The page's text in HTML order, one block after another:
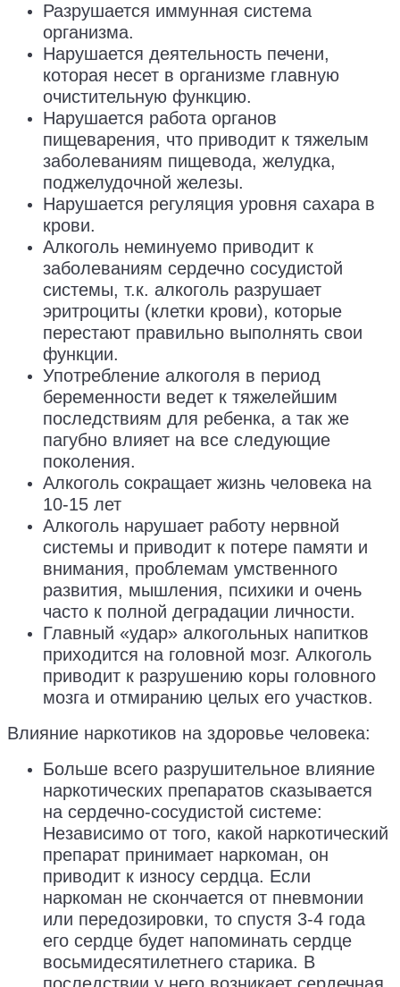
Разрушается иммунная система
организма.
Нарушается деятельность печени,
которая несет в организме главную
очистительную функцию.
Нарушается работа органов
пищеварения, что приводит к тяжелым
заболеваниям пищевода, желудка,
поджелудочной железы.
Нарушается регуляция уровня сахара в
крови.
Алкоголь неминуемо приводит к
заболеваниям сердечно сосудистой
системы, т.к. алкоголь разрушает
эритроциты (клетки крови), которые
перестают правильно выполнять свои
функции.
Употребление алкоголя в период
беременности ведет к тяжелейшим
последствиям для ребенка, а так же
пагубно влияет на все следующие
поколения.
Алкоголь сокращает жизнь человека на
10-15 лет
Алкоголь нарушает работу нервной
системы и приводит к потере памяти и
внимания, проблемам умственного
развития, мышления, психики и очень
часто к полной деградации личности.
Главный «удар» алкогольных напитков
приходится на головной мозг. Алкоголь
приводит к разрушению коры головного
мозга и отмиранию целых его участков.
Влияние наркотиков на здоровье человека:
Больше всего разрушительное влияние
наркотических препаратов сказывается
на сердечно-сосудистой системе:
Независимо от того, какой наркотический
препарат принимает наркоман, он
приводит к износу сердца. Если
наркоман не скончается от пневмонии
или передозировки, то спустя 3-4 года
его сердце будет напоминать сердце
восьмидесятилетнего старика. В